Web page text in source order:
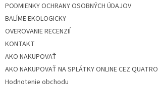
PODMIENKY OCHRANY OSOBNÝCH ÚDAJOV
BALÍME EKOLOGICKY
OVEROVANIE RECENZIÍ
KONTAKT
AKO NAKUPOVAŤ
AKO NAKUPOVAŤ NA SPLÁTKY ONLINE CEZ QUATRO
Hodnotenie obchodu